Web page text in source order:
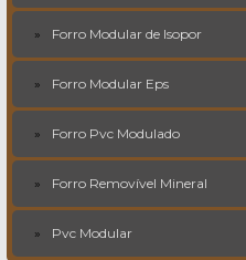
Forro Modular de Isopor
Forro Modular Eps
Forro Pvc Modulado
Forro Removível Mineral
Pvc Modular